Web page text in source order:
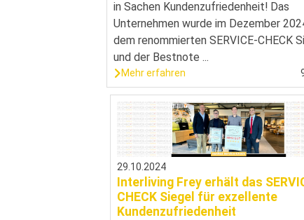
in Sachen Kundenzufriedenheit! Das
Unternehmen wurde im Dezember
dem renommierten SERVICE-CHECK
und der Bestnote ...
Mehr erfahren
29.10.2024
Interliving Frey erhält das
CHECK Siegel für exzellente
Kundenzufriedenheit